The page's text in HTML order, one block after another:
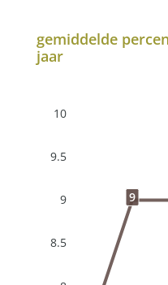
gemiddelde
jaar
10
9.5
9
8.5
9